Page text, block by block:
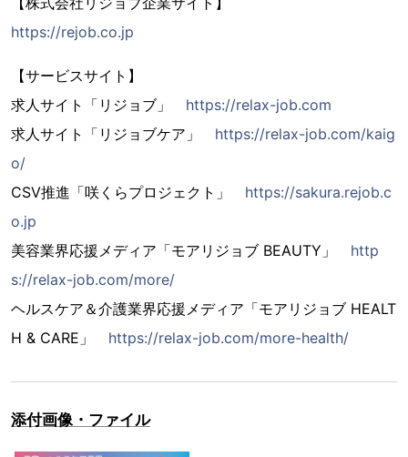
https://rejob.co.jp
【サービスサイト】
求人サイト「リジョブ」 https://relax-job.com
求人サイト「リジョブケア」 https://relax-job.com/kaig
o/
CSV推進「咲くらプロジェクト」 https://sakura.rejob.c
o.jp
美容業界応援メディア「モアリジョブ BEAUTY」 http
s://relax-job.com/more/
ヘルスケア＆介護業界応援メディア「モアリジョブ HEALT
H & CARE」 https://relax-job.com/more-health/
添付画像・ファイル